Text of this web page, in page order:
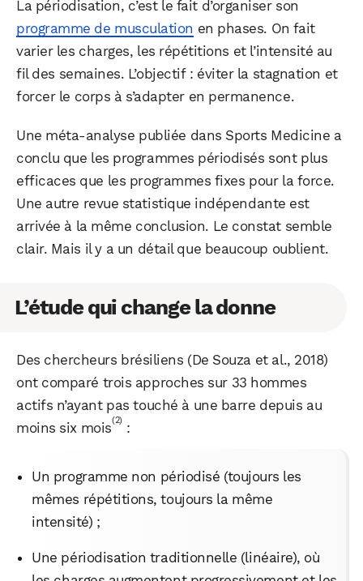
La périodisation, c’est le fait d’organiser son
programme de musculation en phases. On fait
varier les charges, les répétitions et l’intensité au
fil des semaines. L’objectif : éviter la stagnation et
forcer le corps à s’adapter en permanence.
Une méta-analyse publiée dans Sports Medicine a
conclu que les programmes périodisés sont plus
efficaces que les programmes fixes pour la force.
Une autre revue statistique indépendante est
arrivée à la même conclusion. Le constat semble
clair. Mais il y a un détail que beaucoup oublient.
L’étude qui change la donne
Des chercheurs brésiliens (De Souza et al., 2018)
ont comparé trois approches sur 33 hommes
actifs n’ayant pas touché à une barre depuis au
moins six mois(2) :
Un programme non périodisé (toujours les
mêmes répétitions, toujours la même
intensité) ;
Une périodisation traditionnelle (linéaire), où